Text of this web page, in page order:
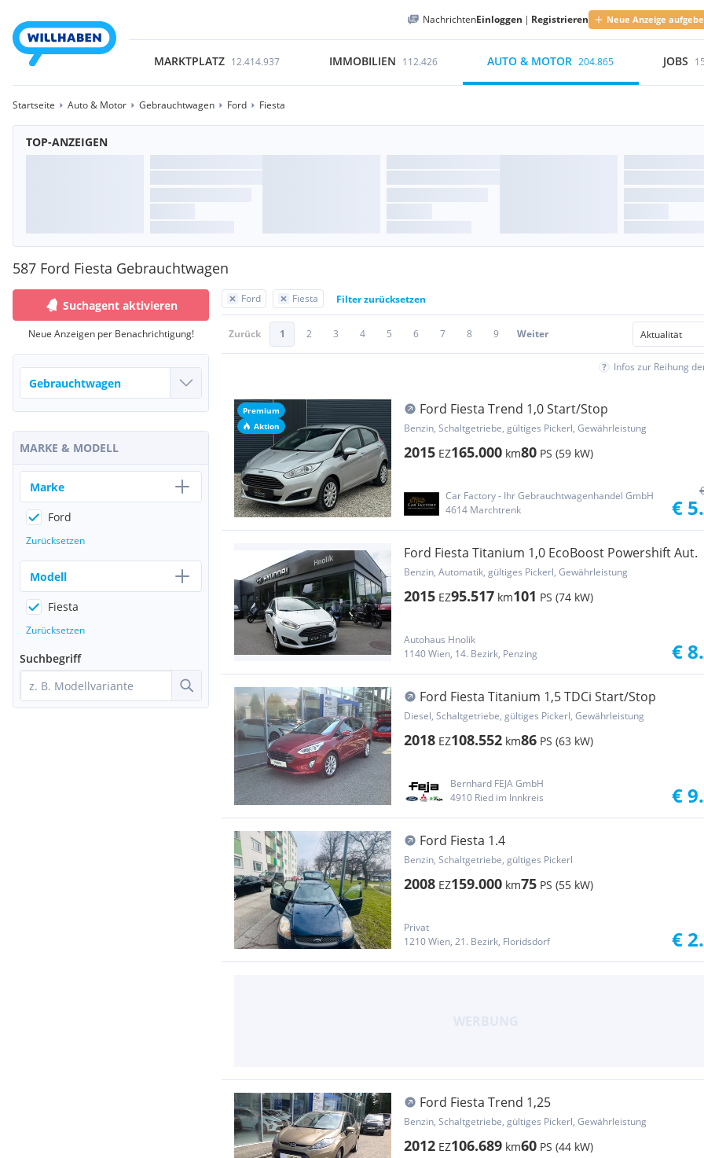
NachrichtenEinloggen | Registrieren Neue Anzeige
MARKTPLATZ 12.414.937 IMMOBILIEN 112.426 AUTO & MOTOR 204.865 JOBS
Startseite Auto & Motor Gebrauchtwagen Ford Fiesta
TOP-ANZEIGEN
587 Ford Fiesta Gebrauchtwagen
Ford Fiesta Filter zurücksetzen
Zurück 1 2 3 4 5 6 7 8 9 Weiter
Infos zur Reihung
Premium
Aktion
Ford Fiesta Trend 1,0 Start/Stop
Benzin, Schaltgetriebe, gültiges Pickerl, Gewährleistung
2015 EZ165.000 km80 PS (59 kW)
Car Factory - Ihr Gebrauchtwagenhandel GmbH
4614 Marchtrenk
€
Ford Fiesta Titanium 1,0 EcoBoost Powershift Aut.
Benzin, Automatik, gültiges Pickerl, Gewährleistung
2015 EZ95.517 km101 PS (74 kW)
Autohaus Hnolik
1140 Wien, 14. Bezirk, Penzing
€
Ford Fiesta Titanium 1,5 TDCi Start/Stop
Diesel, Schaltgetriebe, gültiges Pickerl, Gewährleistung
2018 EZ108.552 km86 PS (63 kW)
Bernhard FEJA GmbH
4910 Ried im Innkreis
€
Ford Fiesta 1.4
Benzin, Schaltgetriebe, gültiges Pickerl
2008 EZ159.000 km75 PS (55 kW)
Privat
1210 Wien, 21. Bezirk, Floridsdorf
€
Ford Fiesta Trend 1,25
Benzin, Schaltgetriebe, gültiges Pickerl, Gewährleistung
2012 EZ106.689 km60 PS (44 kW)
Suchagent aktivieren
Neue Anzeigen per Benachrichtigung!
MARKE & MODELL
Marke
Ford
Zurücksetzen
Modell
Fiesta
Zurücksetzen
Suchbegriff